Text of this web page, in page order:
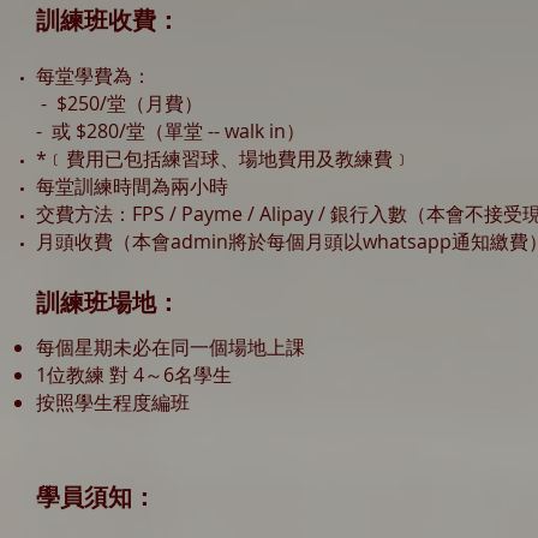
訓練班收費：
學員須知：
每堂學費為：
​ - $250/堂（月費）
- 或 $280/堂（單堂 -- walk in）
*﹝費用已包括練習球、場地費用及教練費﹞
​每堂訓練時間為兩小時
交費方法：FPS / Payme / Alipay / 銀行入數（本會不接受
月頭收費（本會admin將於每個月頭以whatsapp通知繳費
訓練班場地：
​​每個星期未必在同一個場地上課
​​1位教練 對 4～6名學生
​按照學生程度編班